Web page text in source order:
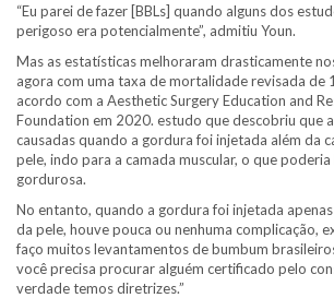
“Eu parei de fazer [BBLs] quando alguns dos
perigoso era potencialmente”, admitiu Youn.
Mas as estatísticas melhoraram drasticamente
agora com uma taxa de mortalidade revisada de
acordo com a Aesthetic Surgery Education and
Foundation em 2020. estudo que descobriu que
causadas quando a gordura foi injetada além da
pele, indo para a camada muscular, o que
gordurosa.
No entanto, quando a gordura foi injetada
da pele, houve pouca ou nenhuma complicação,
faço muitos levantamentos de bumbum
você precisa procurar alguém certificado pelo
verdade temos diretrizes.”